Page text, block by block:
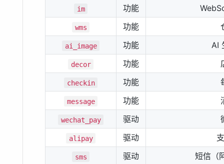
im 功能
wms 功能
ai_image 功能 AI
decor 功能
checkin 功能
message 功能
wechat_pay 驱动
alipay 驱动
sms 驱动 短信（